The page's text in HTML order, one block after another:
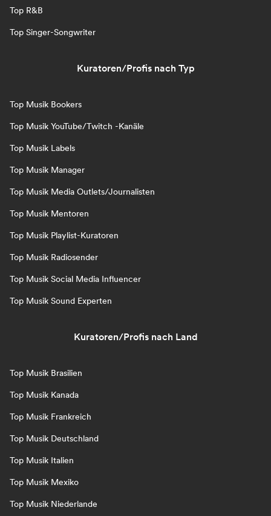
Top R&B
Top Singer-Songwriter
Kuratoren/Profis nach Typ
Top Musik Bookers
Top Musik YouTube/Twitch -Kanäle
Top Musik Labels
Top Musik Manager
Top Musik Media Outlets/Journalisten
Top Musik Mentoren
Top Musik Playlist-Kuratoren
Top Musik Radiosender
Top Musik Social Media Influencer
Top Musik Sound Experten
Kuratoren/Profis nach Land
Top Musik Brasilien
Top Musik Kanada
Top Musik Frankreich
Top Musik Deutschland
Top Musik Italien
Top Musik Mexiko
Top Musik Niederlande